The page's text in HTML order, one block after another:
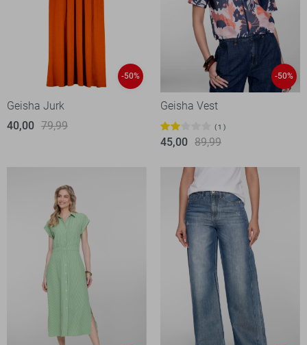
-50%
Geisha Jurk
40,00 79,99
-50%
Geisha Vest
1
45,00 89,99